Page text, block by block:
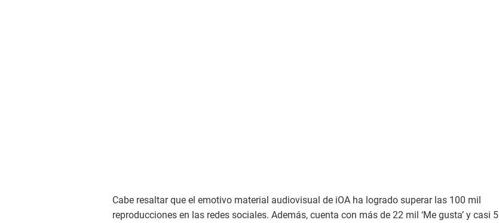
Cabe resaltar que el emotivo material audiovisual de iOA ha logrado superar las 100 mil
reproducciones en las redes sociales. Además, cuenta con más de 22 mil ‘Me gusta’ y casi 5